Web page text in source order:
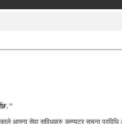
."
आफ्ना सेवा सुविधाहरु कम्प्यूटर सूचना